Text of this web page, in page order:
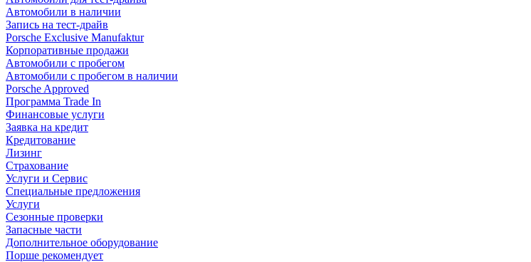
Автомобили в наличии
Запись на тест-драйв
Porsche Exclusive Manufaktur
Корпоративные продажи
Автомобили с пробегом
Автомобили с пробегом в наличии
Porsche Approved
Программа Trade In
Финансовые услуги
Заявка на кредит
Кредитование
Лизинг
Страхование
Услуги и Сервис
Специальные предложения
Услуги
Сезонные проверки
Запасные части
Дополнительное оборудование
Порше рекомендует